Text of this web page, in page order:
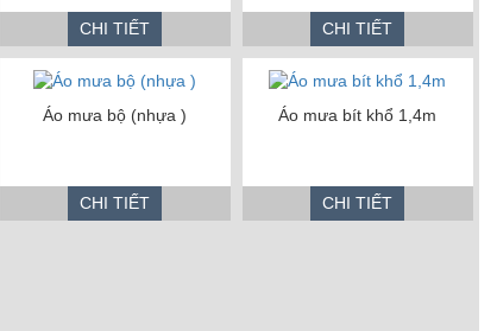
CHI TIẾT CHI TIẾT
Áo mưa bộ (nhựa )
CHI TIẾT
Áo mưa bít khổ 1,4m
CHI TIẾT